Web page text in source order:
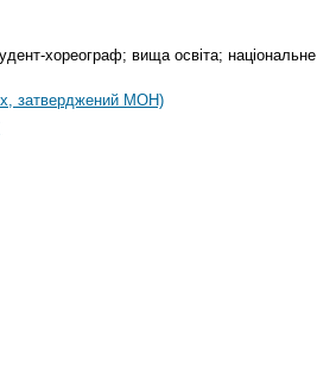
хореограф; вища освіта; національне
затверджений МОН)